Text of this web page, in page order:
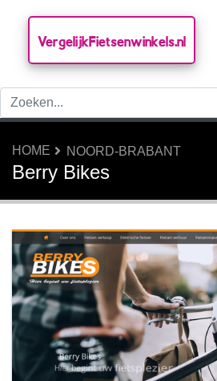
VergelijkFietsenwinkels.nl
HOME NOORD-BRABANT
Berry Bikes